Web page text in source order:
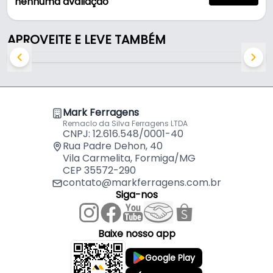
Suporte Branco de 25 Cm Com Aba Para Trilho
Cremalheira
por R$23,03
Cremalheira
por R$24,34
Suporte Branco de 35 Cm Com Aba Para Trilho
Cremalheira
29,51
Suporte Branco de 40 Cm Com Aba Para Trilho
Cremalheira
62,55
Suporte Branco de 50 Cm Sem Aba Para Trilho
APROVEITE E LEVE TAMBÉM
Mark Ferragens
Remaclo da Silva Ferragens LTDA
CNPJ: 12.616.548/0001-40
Rua Padre Dehon, 40
Vila Carmelita, Formiga/MG
CEP 35572-290
contato@markferragens.com.br
Siga-nos
Baixe nosso app
Google Play